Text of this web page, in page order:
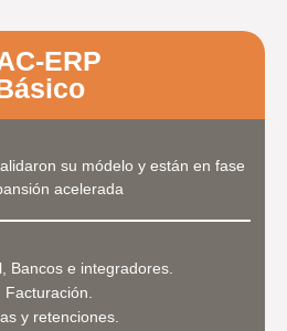
ERP
su módelo y están en fase
acelerada
Bancos e integradores.
Facturación.
y retenciones.